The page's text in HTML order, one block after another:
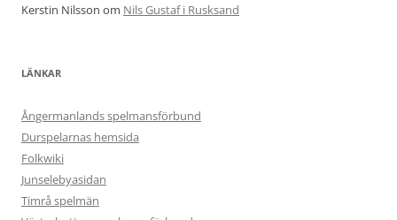
Kerstin Nilsson om Nils Gustaf i Rusksand
LÄNKAR
Ångermanlands spelmansförbund
Durspelarnas hemsida
Folkwiki
Junselebyasidan
Timrå spelmän